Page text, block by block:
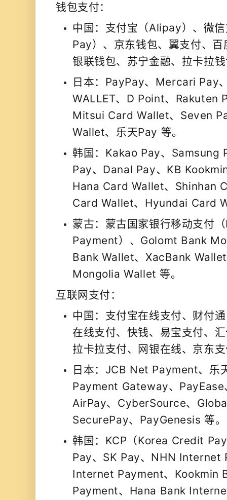
钱包支付：
中国： 支付宝（Alipay）、微
Pay）、京东钱包、翼支付、
银联钱包、苏宁金融、拉卡拉
日本： PayPay、Mercari Pay
WALLET、D Point、Rakuten
Mitsui Card Wallet、Seven
Wallet、乐天Pay 等。
韩国： Kakao Pay、Samsung
Pay、Danal Pay、KB
Hana Card Wallet、Shinhan
Card Wallet、Hyundai Card
蒙古： 蒙古国家银行移动支付
Payment）、Golomt Bank
Bank Wallet、XacBank
Mongolia Wallet 等。
互联网支付：
中国： 支付宝在线支付、财付
在线支付、快钱、易宝支付、
拉卡拉支付、网银在线、京东
日本： JCB Net Payment、乐
Payment Gateway、
AirPay、CyberSource、
SecurePay、PayGenesis 等。
韩国： KCP（Korea Credit
Pay、SK Pay、NHN Internet
Internet Payment、Kookmin
Payment、Hana Bank